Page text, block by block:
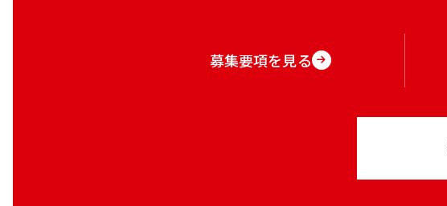
募集要項を見る